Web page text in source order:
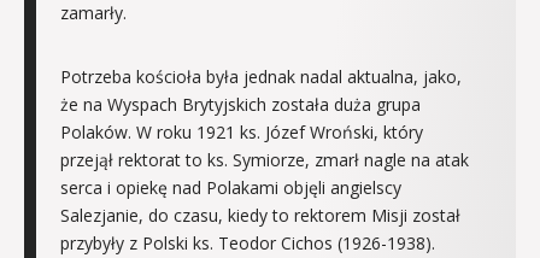
zamarły.
Potrzeba kościoła była jednak nadal aktualna, jako,
że na Wyspach Brytyjskich została duża grupa
Polaków. W roku 1921 ks. Józef Wroński, który
przejął rektorat to ks. Symiorze, zmarł nagle na atak
serca i opiekę nad Polakami objęli angielscy
Salezjanie, do czasu, kiedy to rektorem Misji został
przybyły z Polski ks. Teodor Cichos (1926-1938).